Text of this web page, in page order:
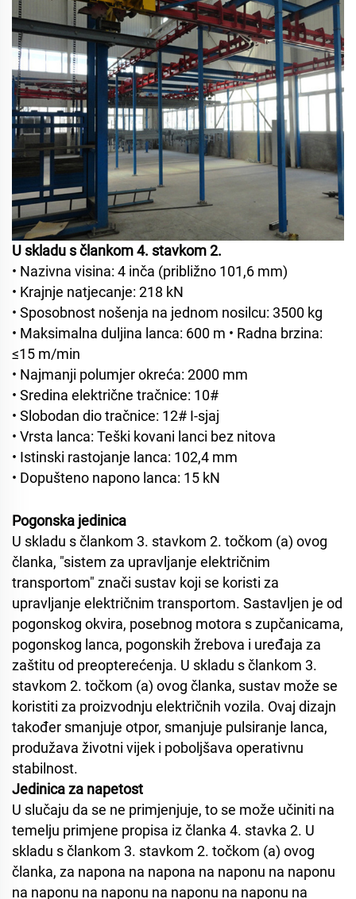
U skladu s člankom 4. stavkom 2.
• Nazivna visina: 4 inča (približno 101,6 mm)
• Krajnje natjecanje: 218 kN
• Sposobnost nošenja na jednom nosilcu: 3500 kg
• Maksimalna duljina lanca: 600 m • Radna brzina:
≤15 m/min
• Najmanji polumjer okreća: 2000 mm
• Sredina električne tračnice: 10#
• Slobodan dio tračnice: 12# I-sjaj
• Vrsta lanca: Teški kovani lanci bez nitova
• Istinski rastojanje lanca: 102,4 mm
• Dopušteno napono lanca: 15 kN
Pogonska jedinica
U skladu s člankom 3. stavkom 2. točkom (a) ovog
članka, "sistem za upravljanje električnim
transportom" znači sustav koji se koristi za
upravljanje električnim transportom. Sastavljen je od
pogonskog okvira, posebnog motora s zupčanicama,
pogonskog lanca, pogonskih žrebova i uređaja za
zaštitu od preopterećenja. U skladu s člankom 3.
stavkom 2. točkom (a) ovog članka, sustav može se
koristiti za proizvodnju električnih vozila. Ovaj dizajn
također smanjuje otpor, smanjuje pulsiranje lanca,
produžava životni vijek i poboljšava operativnu
stabilnost.
Jedinica za napetost
U slučaju da se ne primjenjuje, to se može učiniti na
temelju primjene propisa iz članka 4. stavka 2. U
skladu s člankom 3. stavkom 2. točkom (a) ovog
članka, za napona na napona na naponu na naponu
na naponu na naponu na naponu na naponu na